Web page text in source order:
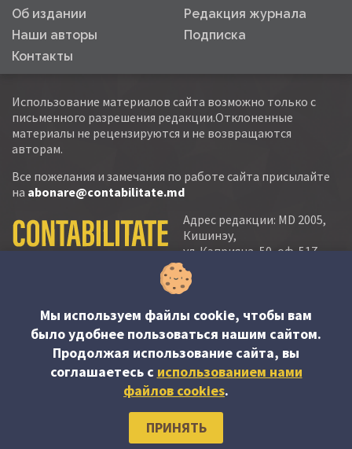
Об издании
Редакция журнала
Наши авторы
Подписка
Контакты
Использование материалов сайта возможно только с
письменного разрешения редакции.Отклоненные
материалы не рецензируются и не возвращаются
авторам.
Все пожелания и замечания по работе сайта присылайте
на abonare@contabilitate.md
Адрес редакции: MD 2005,
Кишинэу,
ул. Кэприяна, 50, оф. 517-
518
тел.:
тел./факс: (+373 22) 22 53 90
e-mail:
abonare@contabilitate.md
newsletter:
contabilitate
Мы используем файлы cookie, чтобы вам
было удобнее пользоваться нашим сайтом.
Продолжая использование сайта, вы
соглашаетесь c использованием нами
файлов cookies.
ПРИНЯТЬ